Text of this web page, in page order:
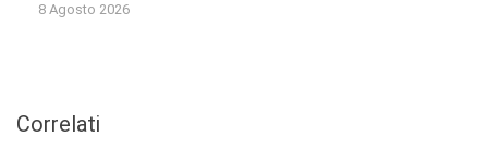
8 Agosto 2026
Correlati